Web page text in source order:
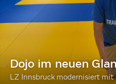
Dojo im neuen
LZ Innsbruck modernisiert mit